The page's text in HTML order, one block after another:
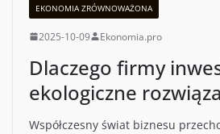
EKONOMIA ZRÓWNOWAŻONA
2025-10-09 Ekonomia.pro
Dlaczego firmy
ekologiczne
Współczesny świat biznesu